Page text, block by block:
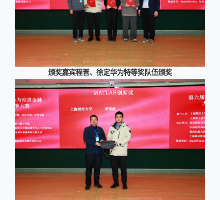
颁奖嘉宾程晋、徐定华为特等奖队伍颁奖